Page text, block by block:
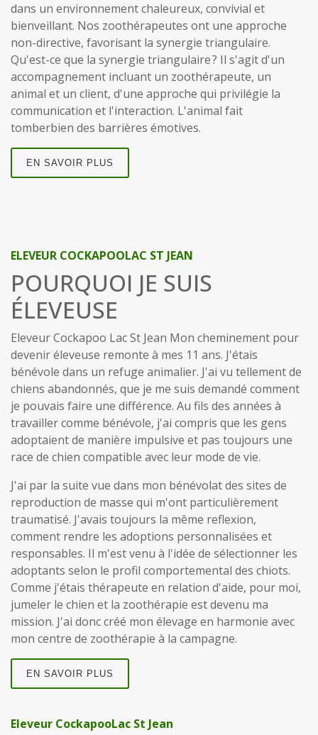
dans un environnement chaleureux, convivial et
bienveillant. Nos zoothérapeutes ont une approche
non-directive, favorisant la synergie triangulaire.
Qu'est-ce que la synergie triangulaire ? Il s'agit d'un
accompagnement incluant un zoothérapeute, un
animal et un client, d'une approche qui privilégie la
communication et l'interaction. L'animal fait
tomberbien des barrières émotives.
EN SAVOIR PLUS
ELEVEUR COCKAPOOLAC ST JEAN
POURQUOI JE SUIS
ÉLEVEUSE
Eleveur Cockapoo Lac St Jean Mon cheminement pour
devenir éleveuse remonte à mes 11 ans. J'étais
bénévole dans un refuge animalier. J'ai vu tellement de
chiens abandonnés, que je me suis demandé comment
je pouvais faire une différence. Au fils des années à
travailler comme bénévole, j'ai compris que les gens
adoptaient de manière impulsive et pas toujours une
race de chien compatible avec leur mode de vie.
J'ai par la suite vue dans mon bénévolat des sites de
reproduction de masse qui m'ont particulièrement
traumatisé. J'avais toujours la même reflexion,
comment rendre les adoptions personnalisées et
responsables. Il m'est venu à l'idée de sélectionner les
adoptants selon le profil comportemental des chiots.
Comme j'étais thérapeute en relation d'aide, pour moi,
jumeler le chien et la zoothérapie est devenu ma
mission. J'ai donc créé mon élevage en harmonie avec
mon centre de zoothérapie à la campagne.
EN SAVOIR PLUS
Eleveur CockapooLac St Jean